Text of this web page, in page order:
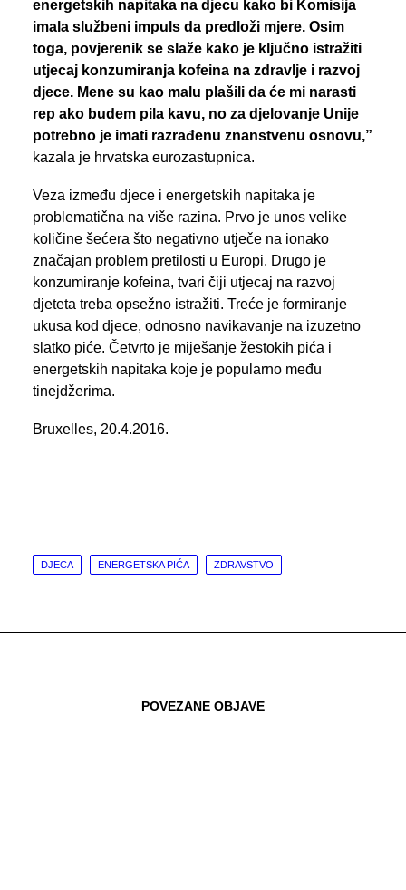
energetskih napitaka na djecu kako bi Komisija
imala službeni impuls da predloži mjere. Osim
toga, povjerenik se slaže kako je ključno istražiti
utjecaj konzumiranja kofeina na zdravlje i razvoj
djece. Mene su kao malu plašili da će mi narasti
rep ako budem pila kavu, no za djelovanje Unije
potrebno je imati razrađenu znanstvenu osnovu,”
kazala je hrvatska eurozastupnica.
Veza između djece i energetskih napitaka je
problematična na više razina. Prvo je unos velike
količine šećera što negativno utječe na ionako
značajan problem pretilosti u Europi. Drugo je
konzumiranje kofeina, tvari čiji utjecaj na razvoj
djeteta treba opsežno istražiti. Treće je formiranje
ukusa kod djece, odnosno navikavanje na izuzetno
slatko piće. Četvrto je miješanje žestokih pića i
energetskih napitaka koje je popularno među
tinejdžerima.
Bruxelles, 20.4.2016.
DJECA ENERGETSKA PIĆA ZDRAVSTVO
POVEZANE OBJAVE